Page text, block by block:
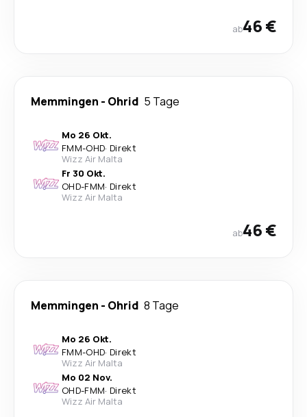
ab46 €
Memmingen - Ohrid 5 Tage
Mo 26 Okt.
FMM-OHD· Direkt
Wizz Air Malta
Fr 30 Okt.
OHD-FMM· Direkt
Wizz Air Malta
ab46 €
Memmingen - Ohrid 8 Tage
Mo 26 Okt.
FMM-OHD· Direkt
Wizz Air Malta
Mo 02 Nov.
OHD-FMM· Direkt
Wizz Air Malta